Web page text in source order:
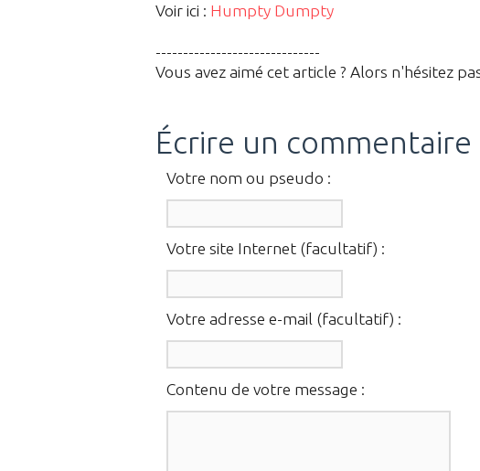
Voir ici : Humpty Dumpty
------------------------------
Vous avez aimé cet article ? Alors n'hésitez
Écrire un commentaire
Votre nom ou pseudo :
Votre site Internet (facultatif) :
Votre adresse e-mail (facultatif) :
Contenu de votre message :